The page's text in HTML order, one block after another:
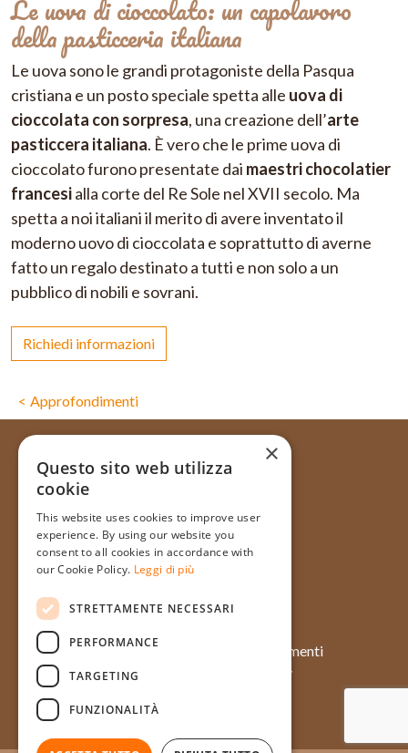
Le uova di cioccolato: un capolavoro
della pasticceria italiana
Le uova sono le grandi protagoniste della Pasqua
cristiana e un posto speciale spetta alle uova di
cioccolata con sorpresa, una creazione dell’arte
pasticcera italiana. È vero che le prime uova di
cioccolato furono presentate dai maestri chocolatier
francesialla corte del Re Sole nel XVII secolo. Ma
spetta a noi italiani il merito di avere inventato il
moderno uovo di cioccolata e soprattutto di averne
fatto un regalo destinato a tutti e non solo a un
pubblico di nobili e sovrani.
Richiedi informazioni
Approfondimenti
Via Galata, 31R - 16121 Genova
+39 010 565714
+39 348 1754128
info@pasticceriatagliafico.it
Chi siamo
Prodotti
Momenti
Contatti
Approfondimenti
Case history
×
Questo sito web utilizza
cookie
This website uses cookies to improve user
experience. By using our website you
consent to all cookies in accordance with
our Cookie Policy. Leggi di più
STRETTAMENTE NECESSARI
PERFORMANCE
TARGETING
FUNZIONALITÀ